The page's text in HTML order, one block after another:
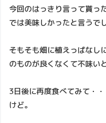
今回のはっきり言って貰っ
では美味しかったと言うで
そもそも畑に植えっぱなし
のものが良くなくて不味い
3日後に再度食べてみて・
けど。